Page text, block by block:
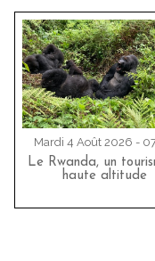
Mardi 4 Août 2026 -
Le Rwanda, un
haute altitude